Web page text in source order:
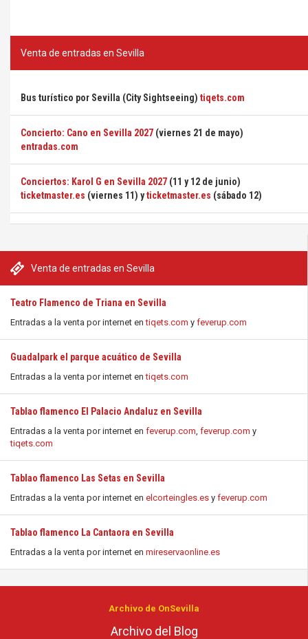
Venta de entradas en Sevilla
Teatro Flamenco de Triana en Sevilla
Entradas a la venta por internet entiqets.com y feverup.com
Guadalpark el parque acuático de Sevilla
Entradas a la venta por internet entiqets.com
Tablao flamenco El Palacio Andaluz en Sevilla
Entradas a la venta por internet en feverup.com, feverup.com y
tiqets.com
Tablao flamenco Las Setas en Sevilla
Entradas a la venta por internet en elcorteingles.es y feverup.com
Tablao flamenco La Cantaora en Sevilla
Entradas a la venta por internet en mireservaonline.es
Venta de entradas en Sevilla
Bus turístico por Sevilla (City Sightseeing) tiqets.com
Concierto: Cano en Sevilla 2027 (viernes 21 de mayo)
entradas.com
Conciertos: Karol G en Sevilla 2027 (11 y 12 de junio)
ticketmaster.es (viernes 11) yticketmaster.es (sábado 12)
Archivo de OnSevilla
Archivo del Blog